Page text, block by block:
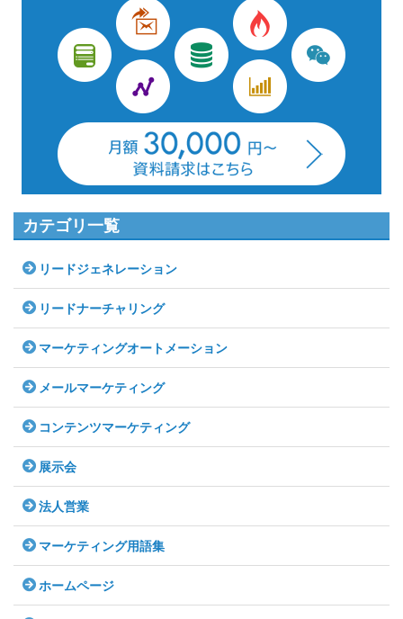
カテゴリ一覧
リードジェネレーション
リードナーチャリング
マーケティングオートメーション
メールマーケティング
コンテンツマーケティング
展示会
法人営業
マーケティング用語集
ホームページ